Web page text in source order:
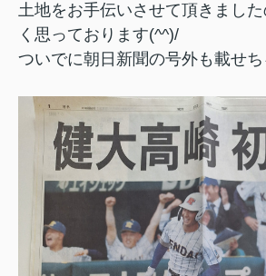
土地をお手伝いさせて頂きまし
く思っております(^^)/
ついでに朝日新聞の号外も載せ